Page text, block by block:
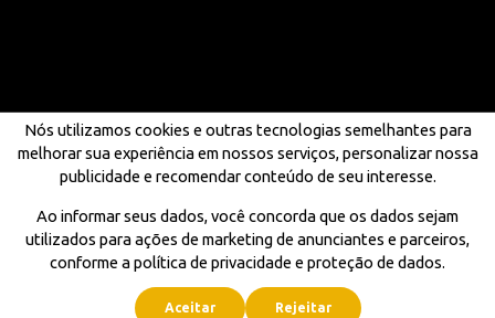
Nós utilizamos cookies e outras tecnologias semelhantes para
melhorar sua experiência em nossos serviços, personalizar nossa
publicidade e recomendar conteúdo de seu interesse.
Ao informar seus dados, você concorda que os dados sejam
utilizados para ações de marketing de anunciantes e parceiros,
conforme a política de privacidade e proteção de dados.
Aceitar Rejeitar